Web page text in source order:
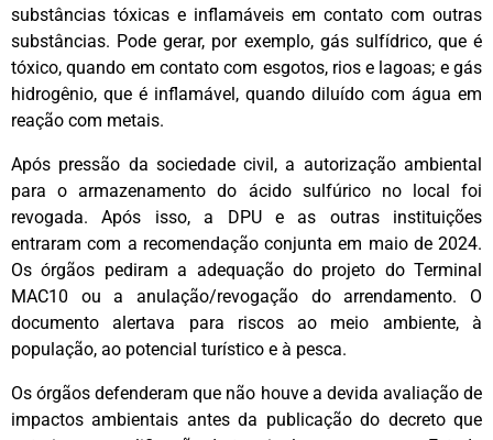
substâncias tóxicas e inflamáveis em contato com outras
substâncias. Pode gerar, por exemplo, gás sulfídrico, que é
tóxico, quando em contato com esgotos, rios e lagoas; e gás
hidrogênio, que é inflamável, quando diluído com água em
reação com metais.
Após pressão da sociedade civil, a autorização ambiental
para o armazenamento do ácido sulfúrico no local foi
revogada. Após isso, a DPU e as outras instituições
entraram com a recomendação conjunta em maio de 2024.
Os órgãos pediram a adequação do projeto do Terminal
MAC10 ou a anulação/revogação do arrendamento. O
documento alertava para riscos ao meio ambiente, à
população, ao potencial turístico e à pesca.
Os órgãos defenderam que não houve a devida avaliação de
impactos ambientais antes da publicação do decreto que